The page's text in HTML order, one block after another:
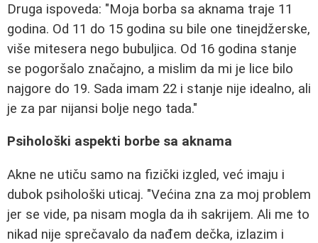
Druga ispoveda: "Moja borba sa aknama traje 11
godina. Od 11 do 15 godina su bile one tinejdžerske,
više mitesera nego bubuljica. Od 16 godina stanje
se pogoršalo značajno, a mislim da mi je lice bilo
najgore do 19. Sada imam 22 i stanje nije idealno, ali
je za par nijansi bolje nego tada."
Psihološki aspekti borbe sa aknama
Akne ne utiču samo na fizički izgled, već imaju i
dubok psihološki uticaj. "Većina zna za moj problem
jer se vide, pa nisam mogla da ih sakrijem. Ali me to
nikad nije sprečavalo da nađem dečka, izlazim i